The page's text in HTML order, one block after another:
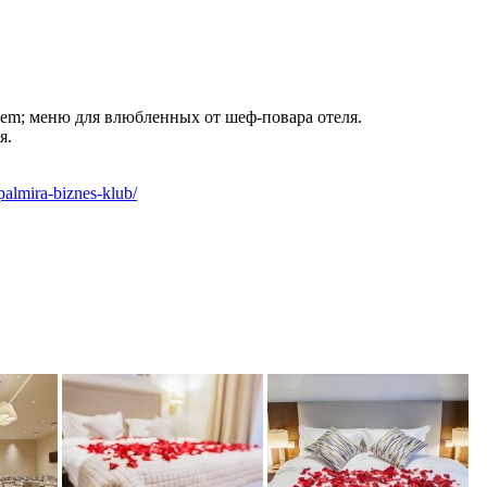
меню для влюбленных от шеф-повара отеля.
biznes-klub/